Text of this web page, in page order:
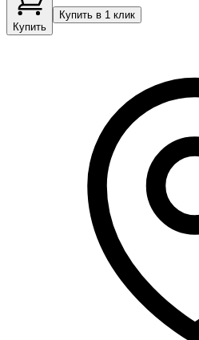
Купить
Купить в 1 клик